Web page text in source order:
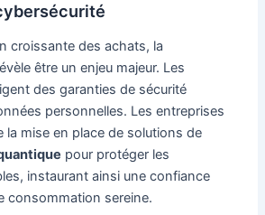
croissante des achats, la
être un enjeu majeur. Les
des garanties de sécurité
personnelles. Les entreprises
la mise en place de solutions de
pour protéger les
instaurant ainsi une confiance
consommation sereine.